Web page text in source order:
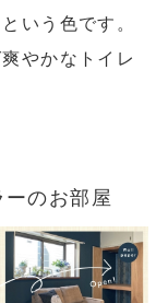
いう色です。
やかなトイレ
ーのお部屋